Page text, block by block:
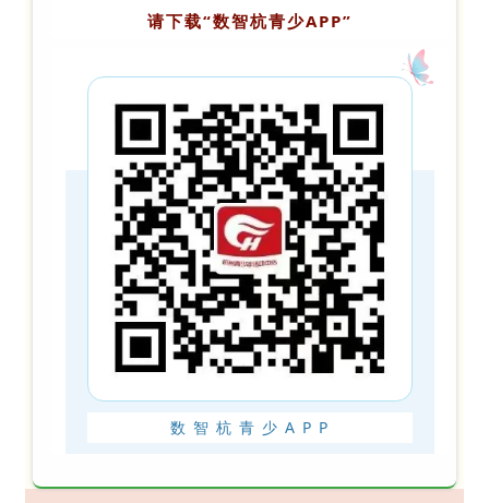
请下载“数智杭青少APP”
数 智 杭 青 少 A P P